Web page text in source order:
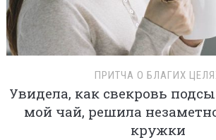
ПРИТЧА О БЛАГИХ
Увидела, как свекровь
мой чай, решила
кружки